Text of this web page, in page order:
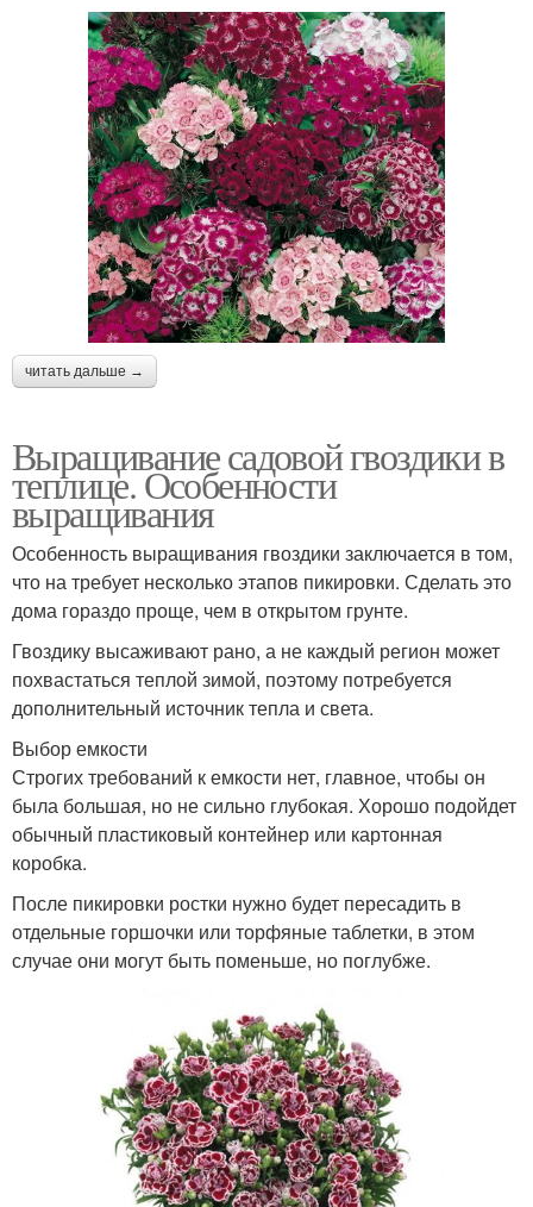
читать дальше →
Выращивание садовой гвоздики в
теплице. Особенности
выращивания
Особенность выращивания гвоздики заключается в том,
что на требует несколько этапов пикировки. Сделать это
дома гораздо проще, чем в открытом грунте.
Гвоздику высаживают рано, а не каждый регион может
похвастаться теплой зимой, поэтому потребуется
дополнительный источник тепла и света.
Выбор емкости
Строгих требований к емкости нет, главное, чтобы он
была большая, но не сильно глубокая. Хорошо подойдет
обычный пластиковый контейнер или картонная
коробка.
После пикировки ростки нужно будет пересадить в
отдельные горшочки или торфяные таблетки, в этом
случае они могут быть поменьше, но поглубже.